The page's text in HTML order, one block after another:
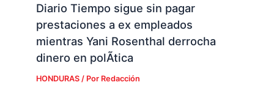
Diario Tiempo sigue sin pagar
prestaciones a ex empleados
mientras Yani Rosenthal derrocha
dinero en polÃ­tica
HONDURAS/ Por Redacción